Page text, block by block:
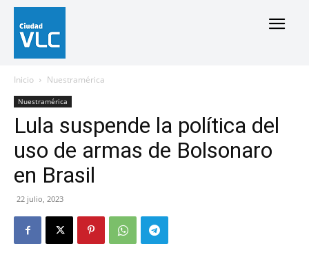
Inicio Nuestramérica
Nuestramérica
Lula suspende la política del
uso de armas de Bolsonaro
en Brasil
22 julio, 2023